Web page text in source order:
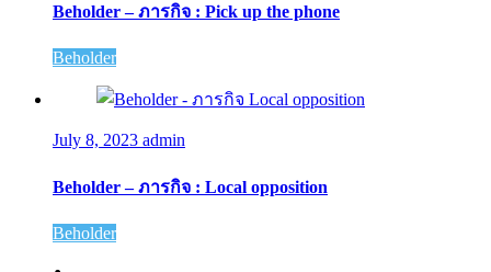
Beholder – ภารกิจ : Pick up the phone
Beholder
July 8, 2023 admin
Beholder – ภารกิจ : Local opposition
Beholder